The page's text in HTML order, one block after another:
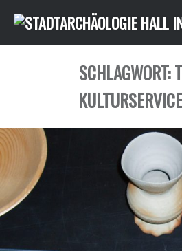
zum
Inhalt
SCHLAGWORT: